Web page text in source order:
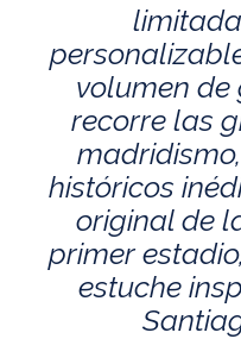
volumen
recorre las
históricos
original de
primer
estuche